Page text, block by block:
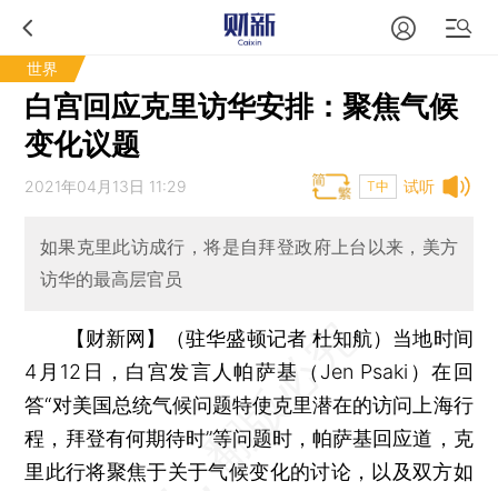
世界
白宫回应克里访华安排：聚焦气候
变化议题
试听
2021年04月13日 11:29 T中
如果克里此访成行，将是自拜登政府上台以来，美方
访华的最高层官员
【财新网】（驻华盛顿记者 杜知航） 当地时间
4月12日，白宫发言人帕萨基（Jen Psaki）在回
答“对美国总统气候问题特使克里潜在的访问上海行
程，拜登有何期待时”等问题时，帕萨基回应道，克
里此行将聚焦于关于气候变化的讨论，以及双方如